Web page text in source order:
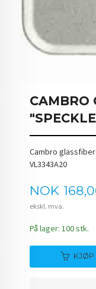
CAMBRO
Cambro
VL3343A20
Pris
NOK
ekskl. mva.
På lager: 100 stk.
KJØP